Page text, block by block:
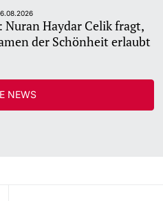
Nuran Haydar Celik fragt,
der Schönheit erlaubt
NEWS